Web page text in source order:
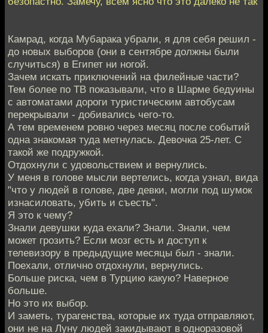
Камрад, когда Мубарака убрали, я для себя решил -
до новых выборов (они в сентябре должны были
случиться) в Египет ни ногой.
Зачем искать приключений на филейные части?
Тем более по ТВ показывали, что в Шарме бедуины
с автоматами дороги туристическим автобусам
перекрывали - добивались чего-то.
А тем временем ровно через месяц после событий
одна знакомая туда метнулась. Девочка 25-лет. С
такой же подружкой.
Отдохнули с удовольствием и вернулись.
У меня в голове мысли вертелись, когда узнал, вида
"что у людей в голове, две девки, могли под шумок
изнасиловать, убить и съесть".
Я это к чему?
Знали девушки куда ехали? Знали. Знали, чем
может грозить? Если мозг есть и доступ к
телевизору в предыдущие месяцы был - знали.
Поехали, отлично отдохнули, вернулись.
Больше риска, чем в Турцию какую? Наверное
больше.
Но это их выбор.
И заметь, турагенства, которые их туда отправляют,
они не на Луну людей закидывают в одноразовой